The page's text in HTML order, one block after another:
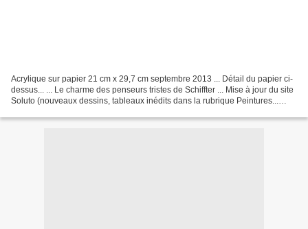
Acrylique sur papier 21 cm x 29,7 cm septembre 2013 ... Détail du papier ci-
dessus... ... Le charme des penseurs tristes de Schiffter ... Mise à jour du site
Soluto (nouveaux dessins, tableaux inédits dans la rubrique Peintures...